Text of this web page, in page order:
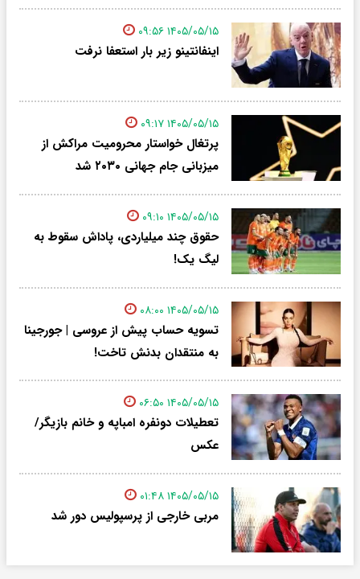
۱۴۰۵/۰۵/۱۵ ۰۹:۵۶
اینفانتینو زیر بار استعفا نرفت
۱۴۰۵/۰۵/۱۵ ۰۹:۱۷
پرتغال خواستار محرومیت مراکش از
میزبانی جام جهانی ۲۰۳۰ شد
۱۴۰۵/۰۵/۱۵ ۰۹:۱۰
حقوق چند میلیاردی، پاداش سقوط به
لیگ یک!
۱۴۰۵/۰۵/۱۵ ۰۸:۰۰
تسویه حساب پیش از عروسی | جورجینا
به منتقدان بدنش تاخت!
۱۴۰۵/۰۵/۱۵ ۰۶:۵۰
تعطیلات دونفره امباپه و خانم بازیگر/
عکس
۱۴۰۵/۰۵/۱۵ ۰۱:۴۸
مربی خارجی از پرسپولیس دور شد